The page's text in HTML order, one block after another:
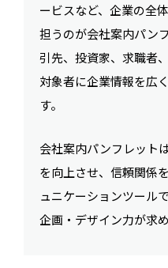
ービスなど、企業の全
担うのが会社案内パン
引先、投資家、求職者
対象者に企業情報を広
す。
会社案内パンフレット
を向上させ、信頼関係
ュニケーションツール
企画・デザイン力が求